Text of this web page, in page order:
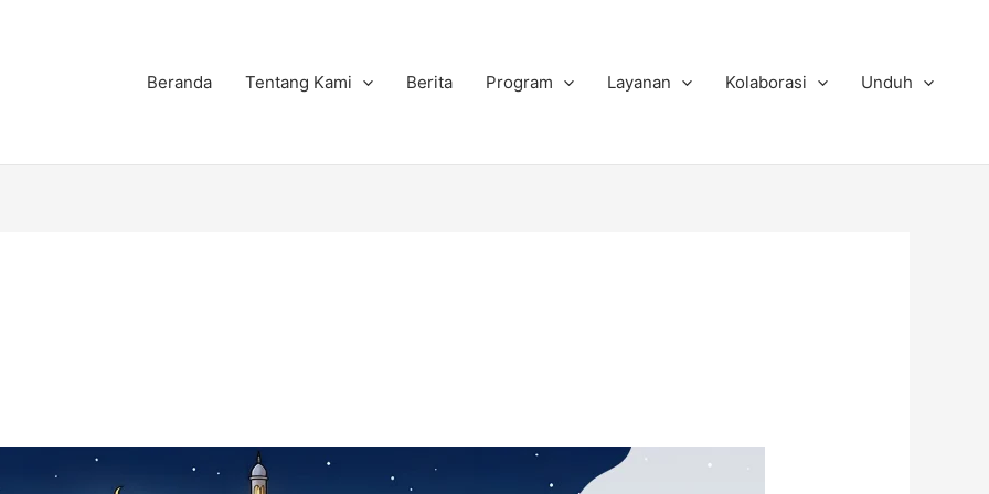
Beranda
Tentang Kami Berita Program Layanan Kolaborasi Unduh